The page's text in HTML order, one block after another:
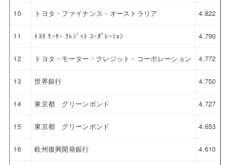
10 トヨタ・ファイナンス・オーストラリア 4.822
11 ﾄﾖﾀ ﾓｰﾀｰ ｸﾚｼﾞｯﾄ ｺｰﾎﾟﾚｰｼｮﾝ 4.790
12 トヨタ・モーター・クレジット・コーポレーション 4.772
13 世界銀行 4.750
14 東京都 グリーンボンド 4.727
15 東京都 グリーンボンド 4.653
16 欧州復興開発銀行 4.610